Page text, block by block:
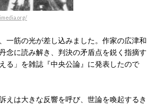
一筋の光が差し込みました。作家の広津和
念に読み解き、判決の矛盾点を鋭く指摘す
る」を雑誌『中央公論』に発表したので
えは大きな反響を呼び、世論を喚起するき